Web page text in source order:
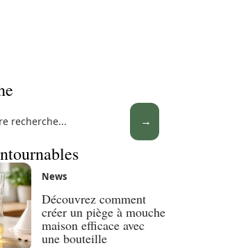
News
Découvrez comment
créer un piège à mouche
maison efficace avec
une bouteille